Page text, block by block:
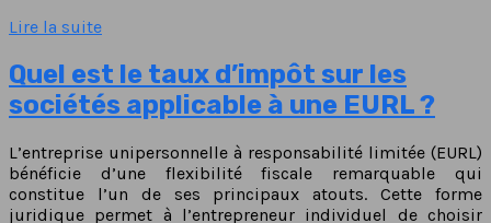
Lire la suite
Quel est le taux d’impôt sur les
sociétés applicable à une EURL ?
L’entreprise unipersonnelle à responsabilité limitée (EURL)
bénéficie d’une flexibilité fiscale remarquable qui
constitue l’un de ses principaux atouts. Cette forme
juridique permet à l’entrepreneur individuel de choisir